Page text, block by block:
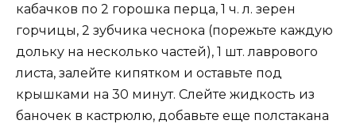
кабачков по 2 горошка перца, 1 ч. л. зерен
горчицы, 2 зубчика чеснока (порежьте каждую
дольку на несколько частей), 1 шт. лаврового
листа, залейте кипятком и оставьте под
крышками на 30 минут. Слейте жидкость из
баночек в кастрюлю, добавьте еще полстакана